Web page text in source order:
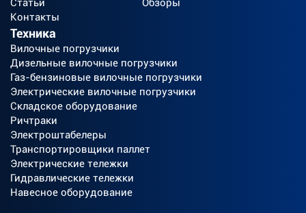
Статьи
Обзоры
Контакты
Техника
Вилочные погрузчики
Дизельные вилочные погрузчики
Газ-бензиновые вилочные погрузчики
Электрические вилочные погрузчики
Складское оборудование
Ричтраки
Электроштабелеры
Транспортировщики паллет
Электрические тележки
Гидравлические тележки
Навесное оборудование